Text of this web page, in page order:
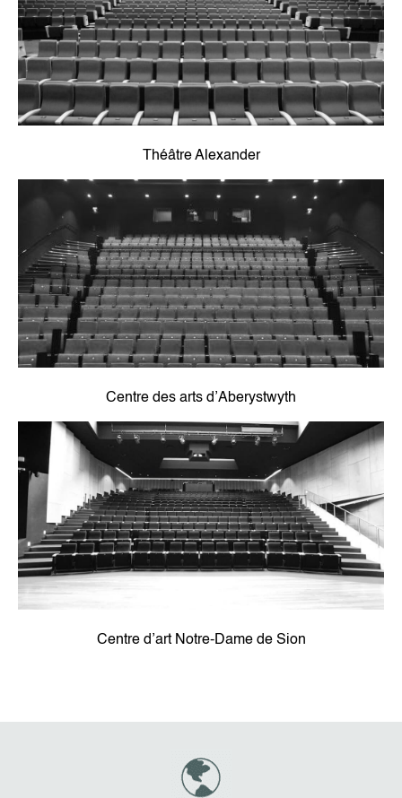
Théâtre Alexander
Centre des arts d’Aberystwyth
Centre d’art Notre-Dame de Sion